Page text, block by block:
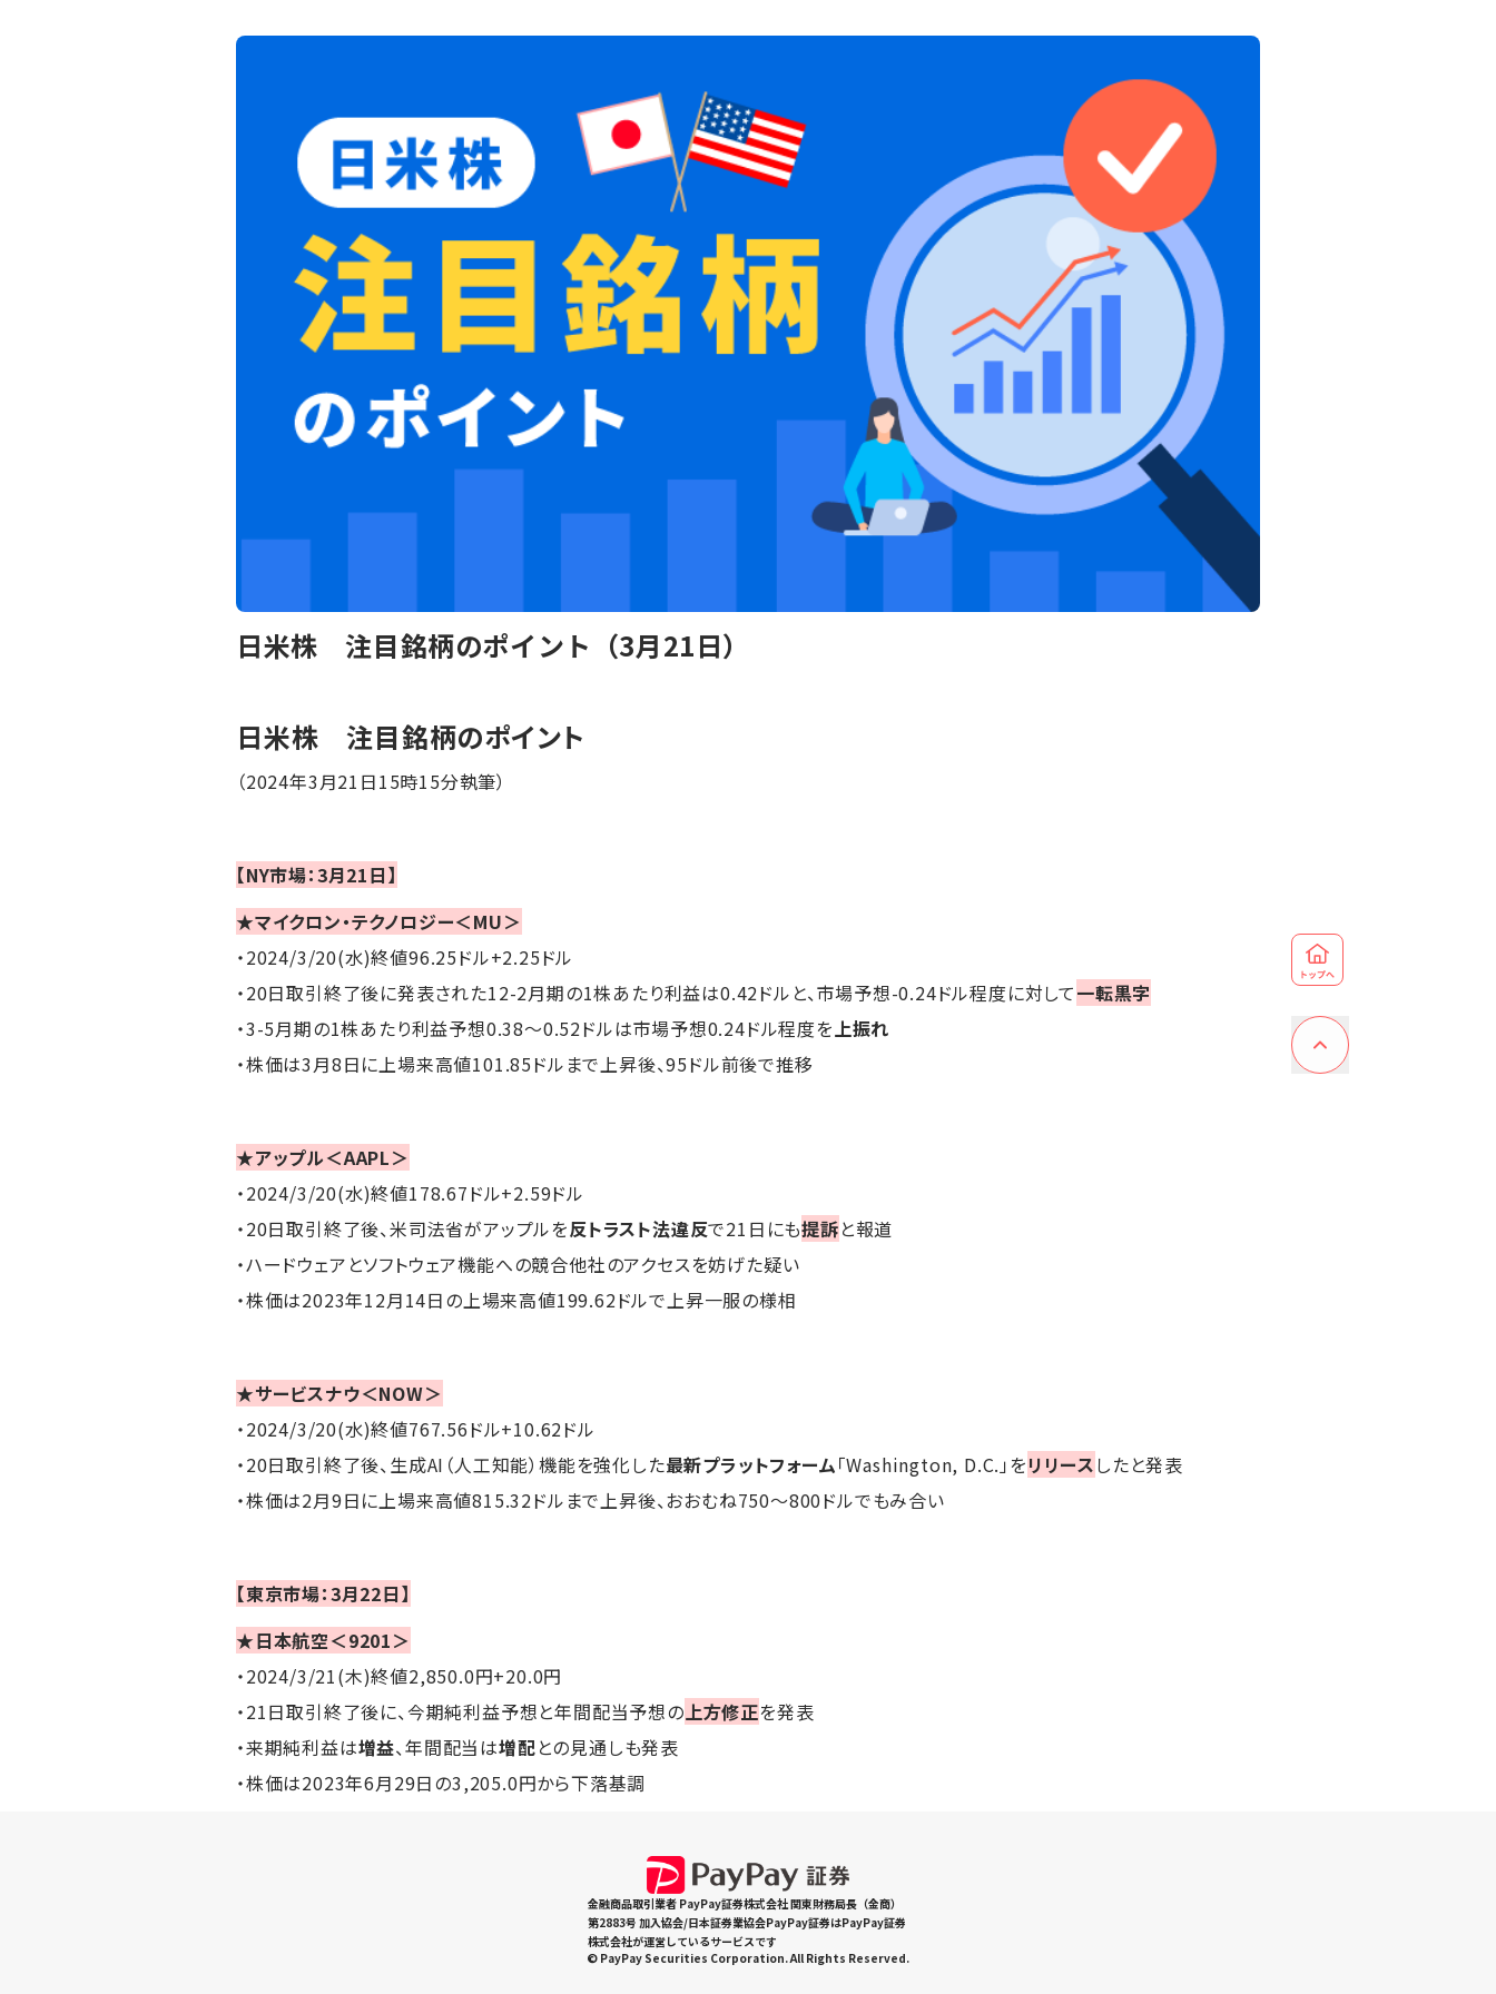
日米株 注目銘柄のポイント（3月21日）
日米株 注目銘柄のポイント
（2024年3月21日15時15分執筆）
【NY市場：3月21日】
★マイクロン・テクノロジー＜MU＞
・2024/3/20(水)終値96.25ドル+2.25ドル
・20日取引終了後に発表された12-2月期の1株あたり利益は0.42ドルと、市場予想-0.24ドル程度に対して一転黒字
・3-5月期の1株あたり利益予想0.38～0.52ドルは市場予想0.24ドル程度を 上振れ
・株価は3月8日に上場来高値101.85ドルまで上昇後、95ドル前後で推移
★アップル＜AAPL＞
・2024/3/20(水)終値178.67ドル+2.59ドル
・20日取引終了後、米司法省がアップルを反トラスト法違反で21日にも提訴と報道
・ハードウェアとソフトウェア機能への競合他社のアクセスを妨げた疑い
・株価は2023年12月14日の上場来高値199.62ドルで上昇一服の様相
★サービスナウ＜NOW＞
・2024/3/20(水)終値767.56ドル+10.62ドル
・20日取引終了後、生成AI（人工知能）機能を強化した最新プラットフォーム「Washington, D.C.」をリリースしたと発表
・株価は2月9日に上場来高値815.32ドルまで上昇後、おおむね750～800ドルでもみ合い
【東京市場：3月22日】
★日本航空＜9201＞
・2024/3/21(木)終値2,850.0円+20.0円
・21日取引終了後に、今期純利益予想と年間配当予想の 上方修正を発表
・来期純利益は増益、年間配当は増配との見通しも発表
・株価は2023年6月29日の3,205.0円から下落基調
金融商品取引業者 PayPay証券株式会社 関東財務局長（金商）
第2883号 加入協会/日本証券業協会PayPay証券はPayPay証券
株式会社が運営しているサービスです
© PayPay Securities Corporation. All Rights Reserved.